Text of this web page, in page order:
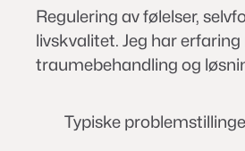
Regulering av følelser,
livskvalitet. Jeg har
traumebehandling og
Typiske